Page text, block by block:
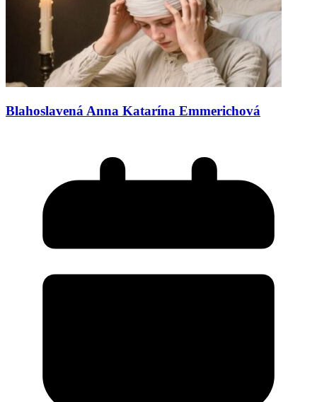
Blahoslavená Anna Katarína Emmerichová